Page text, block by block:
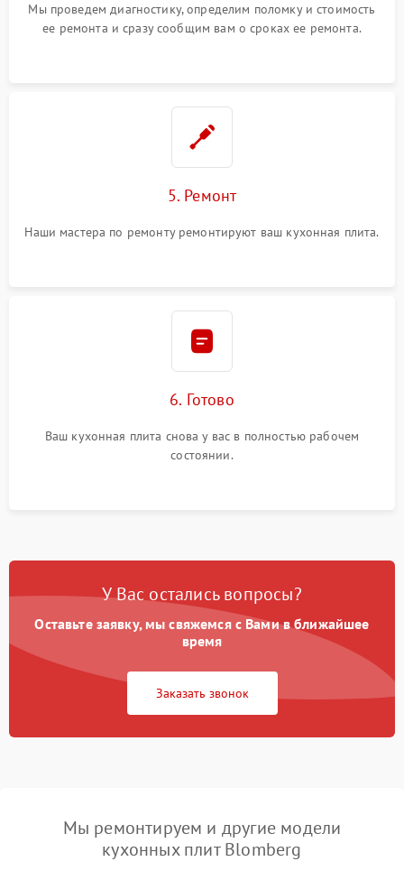
Мы проведем диагностику, определим поломку и стоимость
ее ремонта и сразу сообщим вам о сроках ее ремонта.
5. Ремонт
Наши мастера по ремонту ремонтируют ваш кухонная плита.
6. Готово
Ваш кухонная плита снова у вас в полностью рабочем
состоянии.
У Вас остались вопросы?
Оставьте заявку, мы свяжемся с Вами в ближайшее
время
Заказать звонок
Мы ремонтируем и другие модели
кухонных плит Blomberg